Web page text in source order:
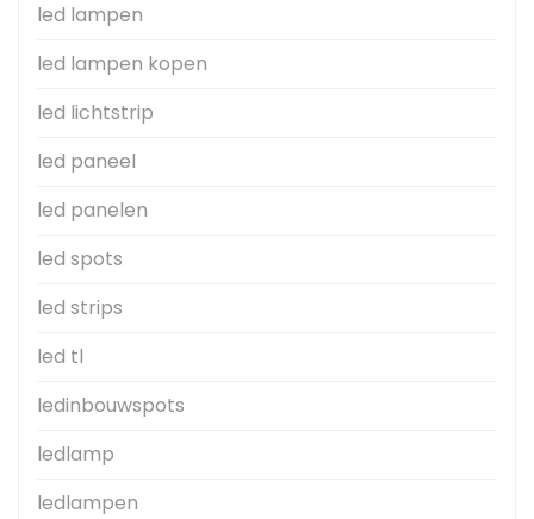
led lampen
led lampen kopen
led lichtstrip
led paneel
led panelen
led spots
led strips
led tl
ledinbouwspots
ledlamp
ledlampen